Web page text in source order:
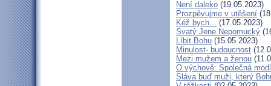
Není daleko (19.05.2023)
Prozpěvujme v utěšení
Kéž bych... (17.05.2023)
Svatý Jene Nepomucký
Líbit Bohu (15.05.2023)
Minulost- budoucnost
Mezi mužem a ženou
O výchově: Společná
Sláva buď muži, který